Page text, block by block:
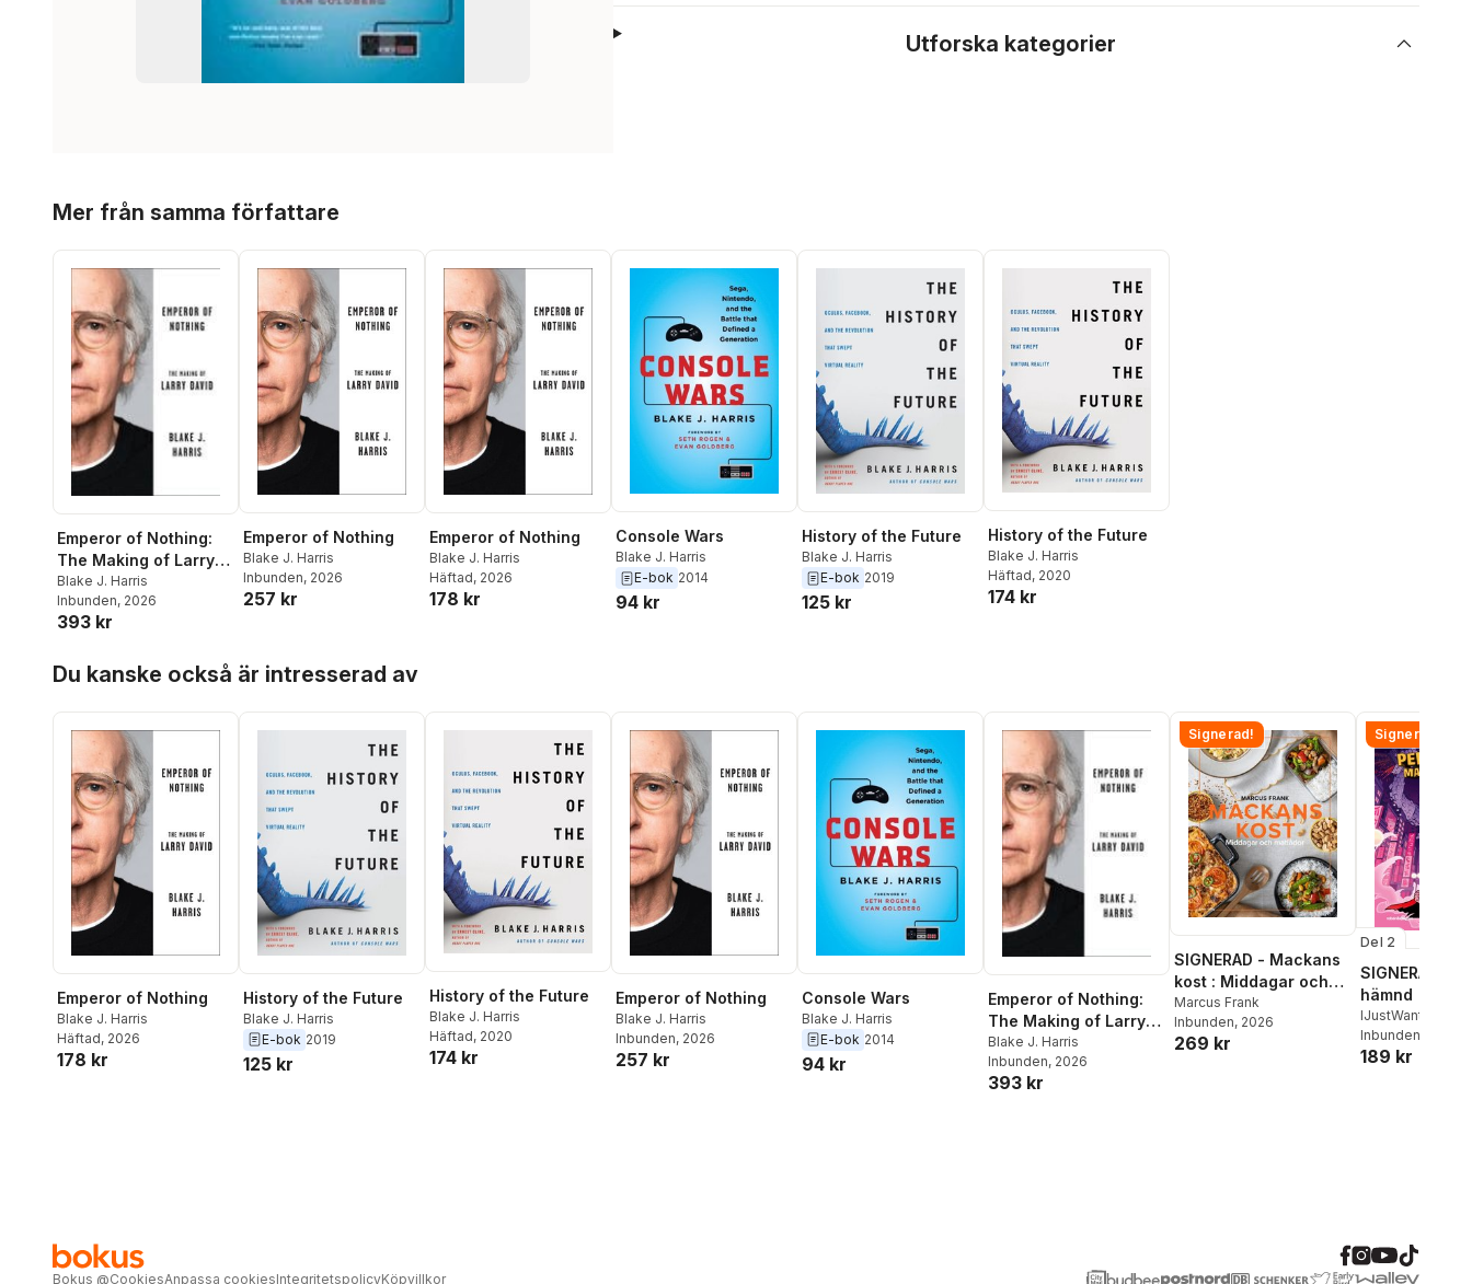
Utforska kategorier
Mer från samma författare
Emperor of Nothing:
The Making of Larry
David
Blake J. Harris
Inbunden, 2026
393 kr
Emperor of Nothing
Blake J. Harris
Inbunden, 2026
257 kr
Emperor of Nothing
Blake J. Harris
Häftad, 2026
178 kr
Console Wars
Blake J. Harris
E-bok 2014
94 kr
History of the Future
Blake J. Harris
E-bok 2019
125 kr
History of the Future
Blake J. Harris
Häftad, 2020
174 kr
Du kanske också är intresserad av
Emperor of Nothing
Blake J. Harris
Häftad, 2026
178 kr
History of the Future
Blake J. Harris
E-bok 2019
125 kr
History of the Future
Blake J. Harris
Häftad, 2020
174 kr
Emperor of Nothing
Blake J. Harris
Inbunden, 2026
257 kr
Console Wars
Blake J. Harris
E-bok 2014
94 kr
Emperor of Nothing:
The Making of Larry
David
Blake J. Harris
Inbunden, 2026
393 kr
Signerad!
SIGNERAD - Mackans
kost : Middagar och
matlådor
Marcus Frank
Inbunden, 2026
269 kr
Signerad!
Del 2
SIGNERAD -
hämnd
Adolphson
Beer ,Victor Beer
Inbunden
189 kr
Bokus @CookiesAnpassa cookiesIntegritetspolicyKöpvillkor